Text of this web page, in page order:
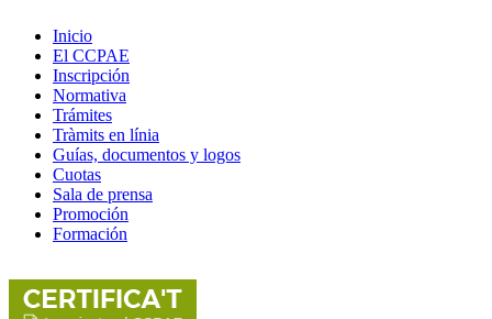
Inicio
El CCPAE
Inscripción
Normativa
Trámites
Tràmits en línia
Guías, documentos y logos
Cuotas
Sala de prensa
Promoción
Formación